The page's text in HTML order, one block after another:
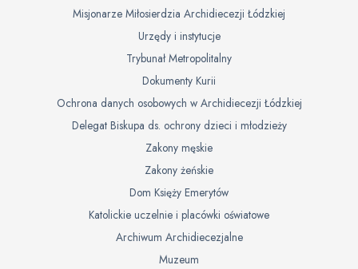
Misjonarze Miłosierdzia Archidiecezji Łódzkiej
Urzędy i instytucje
Trybunał Metropolitalny
Dokumenty Kurii
Ochrona danych osobowych w Archidiecezji Łódzkiej
Delegat Biskupa ds. ochrony dzieci i młodzieży
Zakony męskie
Zakony żeńskie
Dom Księży Emerytów
Katolickie uczelnie i placówki oświatowe
Archiwum Archidiecezjalne
Muzeum